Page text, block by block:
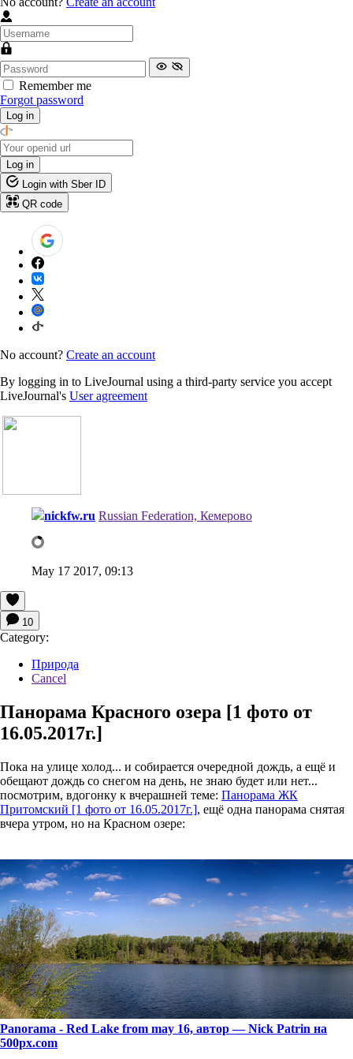
Remember me
Forgot password
Log in
Log in
Login with Sber ID
QR code
No account? Create an account
By logging in to LiveJournal using a third-party service you accept
LiveJournal's User agreement
nickfw.ru Russian Federation, Кемерово
May 17 2017, 09:13
10
Category:
Природа
Cancel
Панорама Красного озера [1 фото от
16.05.2017г.]
Пока на улице холод... и собирается очередной дождь, а ещё и
обещают дождь со снегом на день, не знаю будет или нет...
посмотрим, вдогонку к вчерашней теме: Панорама ЖК
Притомский [1 фото от 16.05.2017г.], ещё одна панорама снятая
вчера утром, но на Красном озере:
Panorama - Red Lake from may 16, автор — Nick Patrin на
500px.com